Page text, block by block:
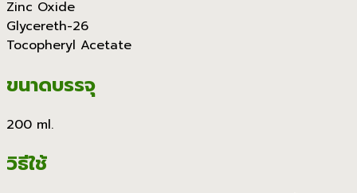
Zinc Oxide
Glycereth-26
Tocopheryl Acetate
ขนาดบรรจุ
200 ml.
วิธีใช้